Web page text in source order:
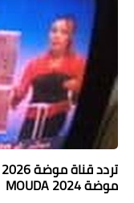
موضة MOUDA 2024